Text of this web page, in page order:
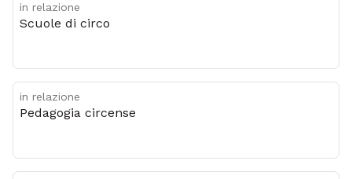
in relazione
Scuole di circo
in relazione
Pedagogia circense